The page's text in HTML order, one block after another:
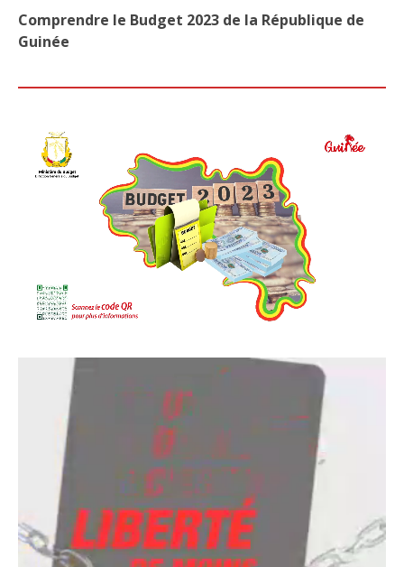
Comprendre le Budget 2023 de la République de
Guinée